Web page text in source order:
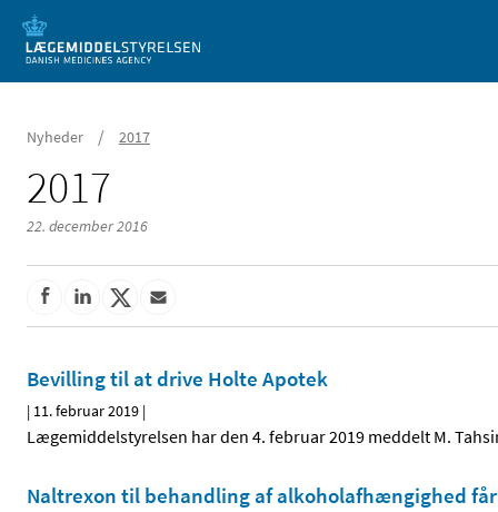
Mobil visning
Nyheder / 2017
2017
22. december 2016
Bevilling til at drive Holte Apotek
| 11. februar 2019 |
Lægemiddelstyrelsen har den 4. februar 2019 meddelt M.
Naltrexon til behandling af alkoholafhængighed